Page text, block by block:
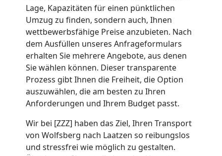
Lage, Kapazitäten für einen pünktlichen
Umzug zu finden, sondern auch, Ihnen
wettbewerbsfähige Preise anzubieten. Nach
dem Ausfüllen unseres Anfrageformulars
erhalten Sie mehrere Angebote, aus denen
Sie wählen können. Dieser transparente
Prozess gibt Ihnen die Freiheit, die Option
auszuwählen, die am besten zu Ihren
Anforderungen und Ihrem Budget passt.
Wir bei [ZZZ] haben das Ziel, Ihren Transport
von Wolfsberg nach Laatzen so reibungslos
und stressfrei wie möglich zu gestalten.
Mini
Umzug
Wolfsberg
Umzug